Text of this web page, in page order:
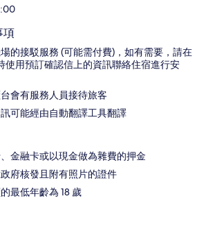
項
的接駁服務 (可能需付費)，如有需要，請在
使用預訂確認信上的資訊聯絡住宿進行安
會有服務人員接待旅客
可能經由自動翻譯工具翻譯
金融卡或以現金做為雜費的押金
府核發且附有照片的證件
最低年齡為 18 歲